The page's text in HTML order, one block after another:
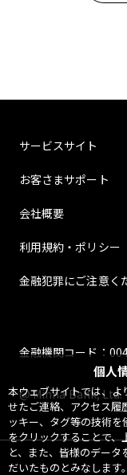
個人
本ウェブサイトでは、
せたご連絡、アクセス履
ッキー、タグ等の技術
をクリックすることで、
と、また、皆様のデー
だいたものとみなします。
サービスサイト
お客さまサポート
会社概要
利用規約・ポリシー
金融犯罪にご注意く
金融機関コード：
@ Minna Bank, Ltd.